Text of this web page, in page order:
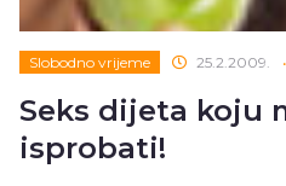
Slobodno vrijeme 25.2.2009. •
Seks dijeta koju
isprobati!